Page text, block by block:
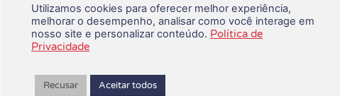
da promoção por mérito, e este
para serem debatidas”.
06/08/2026
Utilizamos cookies para oferecer melhor experiência,
melhorar o desempenho, analisar como você interage em
nosso site e personalizar conteúdo. Política de
Privacidade
Recusar Aceitar todos